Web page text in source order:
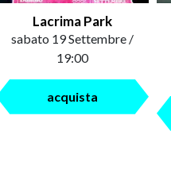
Lacrima Park
sabato 19 Settembre /
19:00
acquista